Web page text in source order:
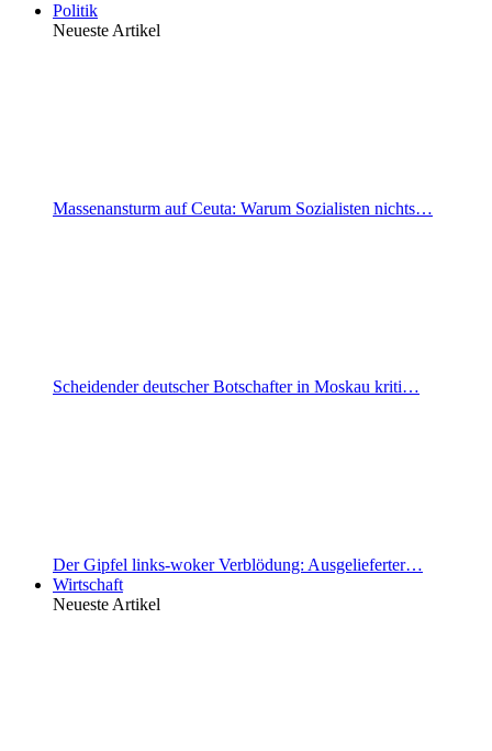
Politik
Neueste Artikel
Massenansturm auf Ceuta: Warum Sozialisten nichts…
Scheidender deutscher Botschafter in Moskau kriti…
Der Gipfel links-woker Verblödung: Ausgelieferter…
Wirtschaft
Neueste Artikel